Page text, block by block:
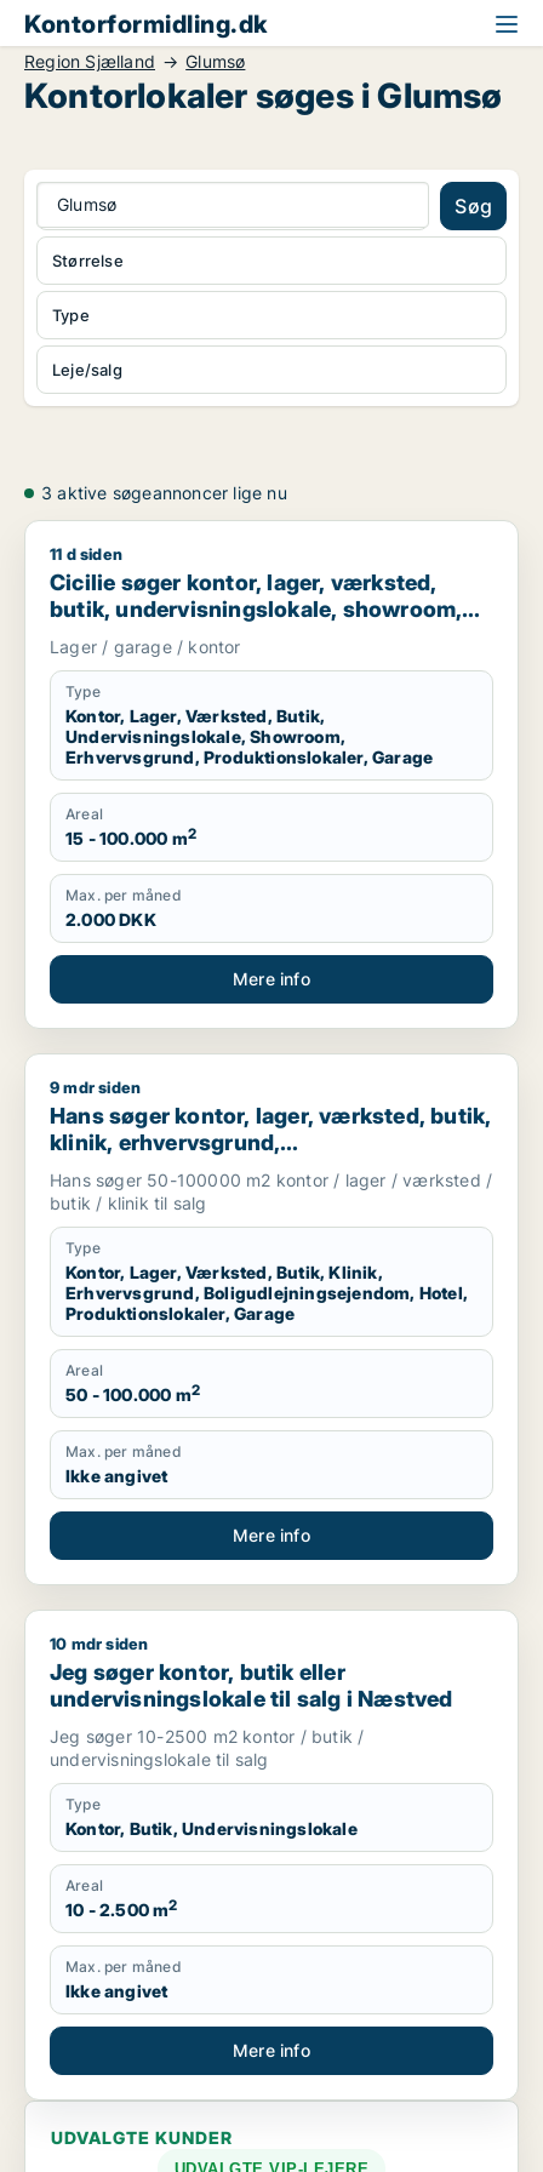
Kontorformidling.dk
Region Sjælland Glumsø
Kontorlokaler søges i Glumsø
Glumsø Søg
Type
Leje/salg
Størrelse
3 aktive søgeannoncer lige nu
Cicilie søger kontor, lager, værksted, butik,
11 d siden
Cicilie søger kontor, lager, værksted,
butik, undervisningslokale, showroom,
erhvervsgrund, produktionslokaler eller
garage til leje i Region Sjælland eller
Nordsjælland
Lager / garage / kontor
Type
Kontor, Lager, Værksted, Butik,
Undervisningslokale, Showroom,
Erhvervsgrund, Produktionslokaler, Garage
Areal
15 - 100.000 m2
Max. per måned
2.000 DKK
Mere info
Hans søger kontor, lager, værksted, butik, klinik,
9 mdr siden
Hans søger kontor, lager, værksted, butik,
klinik, erhvervsgrund,
boligudlejningsejendom, hotel,
produktionslokaler eller garage til salg i
Region Sjælland
Hans søger 50-100000 m2 kontor / lager / værksted /
butik / klinik til salg
Type
Kontor, Lager, Værksted, Butik, Klinik,
Erhvervsgrund, Boligudlejningsejendom, Hotel,
Produktionslokaler, Garage
Areal
50 - 100.000 m2
Max. per måned
Ikke angivet
Mere info
Jeg søger kontor, butik eller undervisningslokale til salg i
10 mdr siden
Jeg søger kontor, butik eller
undervisningslokale til salg i Næstved
Jeg søger 10-2500 m2 kontor / butik /
undervisningslokale til salg
Type
Kontor, Butik, Undervisningslokale
Areal
10 - 2.500 m2
Max. per måned
Ikke angivet
Mere info
UDVALGTE KUNDER